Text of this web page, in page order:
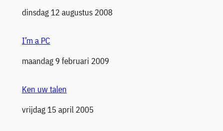
Datum
dinsdag 12 augustus 2008
I’m a PC
Datum
maandag 9 februari 2009
Ken uw talen
Datum
vrijdag 15 april 2005